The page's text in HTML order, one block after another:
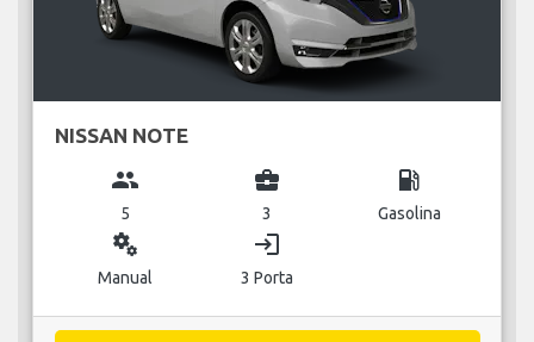
NISSAN NOTE
group
5
business_center
3
local_gas_station
Gasolina
miscellaneous_services
Manual
login
3 Porta